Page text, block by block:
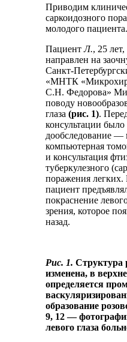
Приводим
саркоидозного
молодого пациента.
ПациентЛ., 25
направлен на
Санкт-
«МНТК
С.Н. Федорова»
поводу
глаза(рис. 1).
консультации
дообследование —
компьютерная
и консультация
туберкулезного
поражения
пациент
покраснение
зрения, которое
назад.
Рис. 1. Структура
изменена, в
определяется
образование
9, 12 —
левого глаза